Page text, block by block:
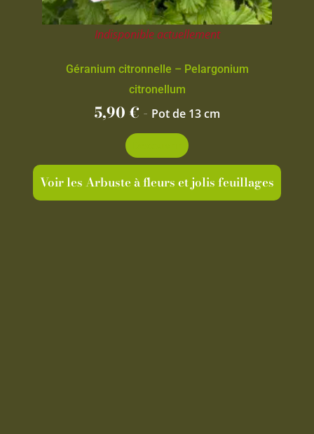
Indisponible actuellement
Géranium citronnelle – Pelargonium
citronellum
5,90€ - Pot de 13 cm
Voir les Arbuste à fleurs et jolis feuillages